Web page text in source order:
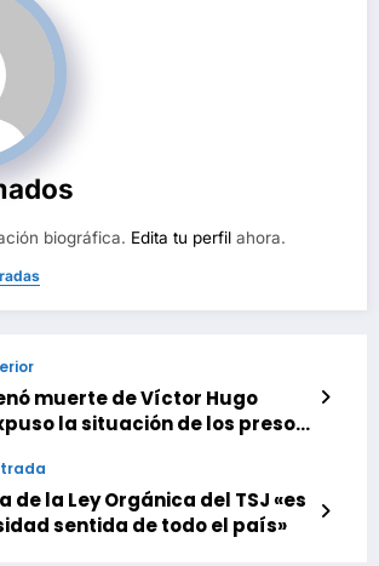
biográfica. Edita tu perfil ahora.
muerte de Víctor Hugo
la situación de los presos
de la Ley Orgánica del TSJ «es
sentida de todo el país»